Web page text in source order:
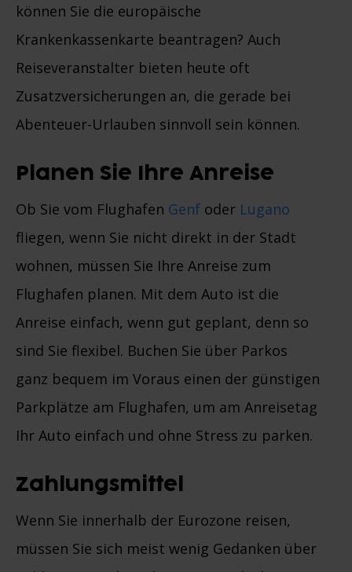
können Sie die europäische
Krankenkassenkarte beantragen? Auch
Reiseveranstalter bieten heute oft
Zusatzversicherungen an, die gerade bei
Abenteuer-Urlauben sinnvoll sein können.
Planen Sie Ihre Anreise
Ob Sie vom Flughafen Genf oder Lugano
fliegen, wenn Sie nicht direkt in der Stadt
wohnen, müssen Sie Ihre Anreise zum
Flughafen planen. Mit dem Auto ist die
Anreise einfach, wenn gut geplant, denn so
sind Sie flexibel. Buchen Sie über Parkos
ganz bequem im Voraus einen der günstigen
Parkplätze am Flughafen, um am Anreisetag
Ihr Auto einfach und ohne Stress zu parken.
Zahlungsmittel
Wenn Sie innerhalb der Eurozone reisen,
müssen Sie sich meist wenig Gedanken über